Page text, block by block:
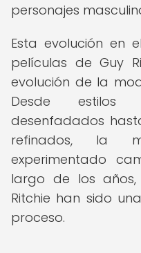
personajes
Esta evolución en
películas de Guy
evolución de la
Desde
desenfadados
refinados, la
experimentado
largo de los
Ritchie han sido
proceso.